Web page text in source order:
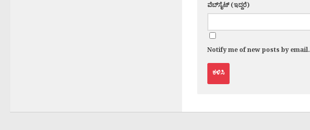
ವೆಬ್‌ಸೈಟ್ (ಇದ್ದರೆ)
Notify me of new posts by email.